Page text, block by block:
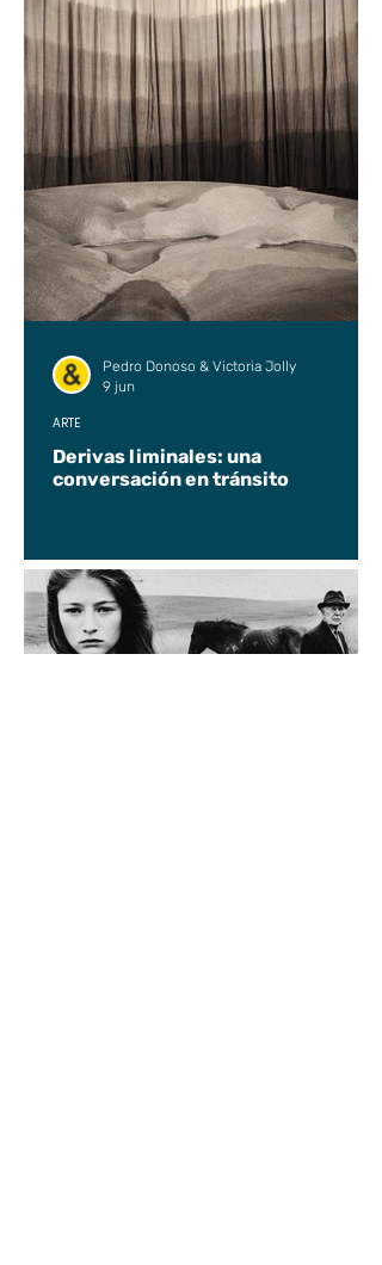
Derivas liminales: una
conversación en tránsito
ARTE
Pedro Donoso & Victoria Jolly
9 jun